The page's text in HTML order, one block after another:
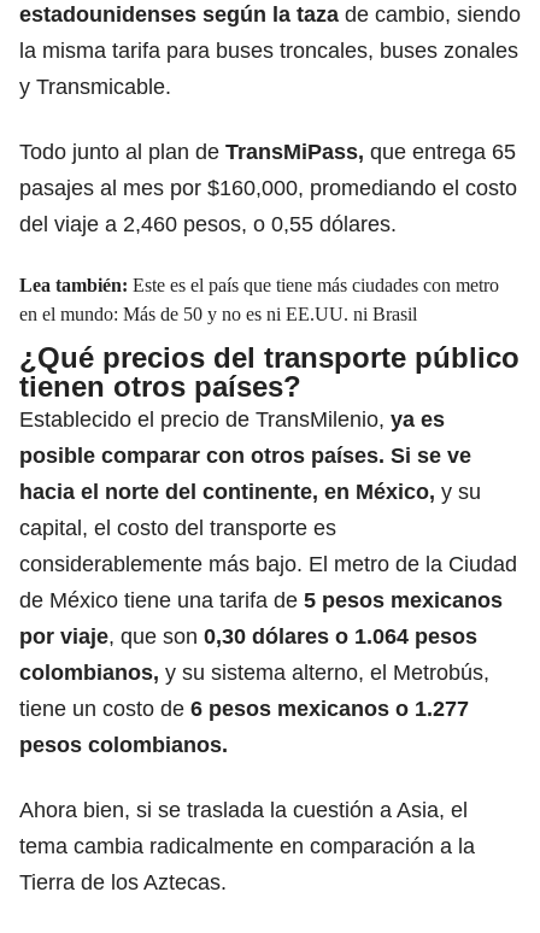
estadounidenses según la taza de cambio, siendo
la misma tarifa para buses troncales, buses zonales
y Transmicable.
Todo junto al plan de TransMiPass, que entrega 65
pasajes al mes por $160,000, promediando el costo
del viaje a 2,460 pesos, o 0,55 dólares.
Lea también: Este es el país que tiene más ciudades con metro
en el mundo: Más de 50 y no es ni EE.UU. ni Brasil
¿Qué precios del transporte público
tienen otros países?
Establecido el precio de TransMilenio, ya es
posible comparar con otros países. Si se ve
hacia el norte del continente, en México, y su
capital, el costo del transporte es
considerablemente más bajo. El metro de la Ciudad
de México tiene una tarifa de 5 pesos mexicanos
por viaje, que son 0,30 dólares o 1.064 pesos
colombianos, y su sistema alterno, el Metrobús,
tiene un costo de 6 pesos mexicanos o 1.277
pesos colombianos.
Ahora bien, si se traslada la cuestión a Asia, el
tema cambia radicalmente en comparación a la
Tierra de los Aztecas.